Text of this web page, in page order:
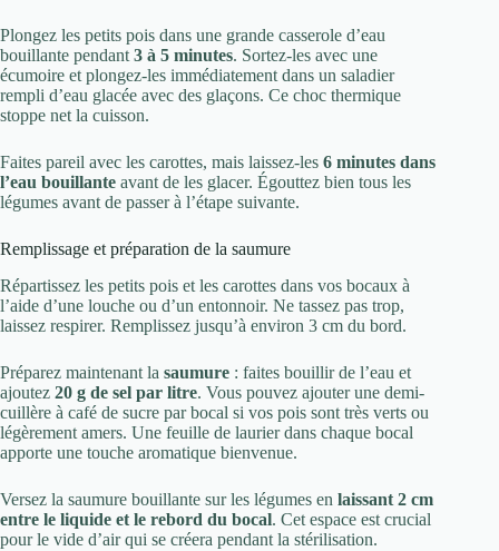
Plongez les petits pois dans une grande casserole d’eau
bouillante pendant3 à 5 minutes. Sortez-les avec une
écumoire et plongez-les immédiatement dans un saladier
rempli d’eau glacée avec des glaçons. Ce choc thermique
stoppe net la cuisson.
Faites pareil avec les carottes, mais laissez-les 6 minutes dans
l’eau bouillante avant de les glacer. Égouttez bien tous les
légumes avant de passer à l’étape suivante.
Remplissage et préparation de la saumure
Répartissez les petits pois et les carottes dans vos bocaux à
l’aide d’une louche ou d’un entonnoir. Ne tassez pas trop,
laissez respirer. Remplissez jusqu’à environ 3 cm du bord.
Préparez maintenant la saumure : faites bouillir de l’eau et
ajoutez 20 g de sel par litre. Vous pouvez ajouter une demi-
cuillère à café de sucre par bocal si vos pois sont très verts ou
légèrement amers. Une feuille de laurier dans chaque bocal
apporte une touche aromatique bienvenue.
Versez la saumure bouillante sur les légumes en laissant 2 cm
entre le liquide et le rebord du bocal. Cet espace est crucial
pour le vide d’air qui se créera pendant la stérilisation.